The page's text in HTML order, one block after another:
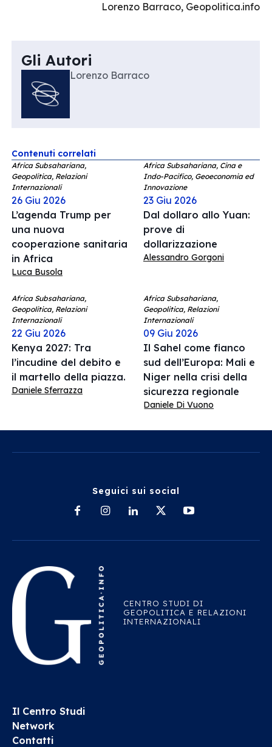
Lorenzo Barraco, Geopolitica.info
Gli Autori
Lorenzo Barraco
Contenuti correlati
Africa Subsahariana,
Geopolitica, Relazioni
Internazionali
26 Giu 2026
L’agenda Trump per
una nuova
cooperazione sanitaria
in Africa
Luca Busola
Africa Subsahariana, Cina e
Indo-Pacifico, Geoeconomia ed
Innovazione
23 Giu 2026
Dal dollaro allo Yuan:
prove di
dollarizzazione
Alessandro Gorgoni
Africa Subsahariana,
Geopolitica, Relazioni
Internazionali
22 Giu 2026
Kenya 2027: Tra
l’incudine del debito e
il martello della piazza.
Daniele Sferrazza
Africa Subsahariana,
Geopolitica, Relazioni
Internazionali
09 Giu 2026
Il Sahel come fianco
sud dell’Europa: Mali e
Niger nella crisi della
sicurezza regionale
Daniele Di Vuono
Seguici sui social
CENTRO STUDI DI
GEOPOLITICA E RELAZIONI
INTERNAZIONALI
Il Centro Studi
Network
Contatti